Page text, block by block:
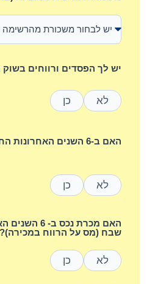
יש לך הפסדים ורווחים בשוק
לא כן
האם ב-6 השנים האחרונות החלפת עבודות?
לא כן
האם מכרת
שבח (מס על הרווח במכירה)?
לא כן